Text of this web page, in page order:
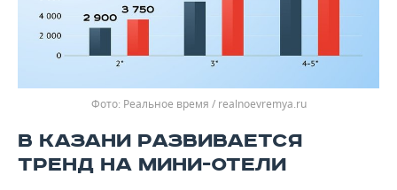
Реальное время / realnoevremya.ru
В КАЗАНИ РАЗВИВАЕТСЯ
ТРЕНД НА МИНИ-ОТЕЛИ